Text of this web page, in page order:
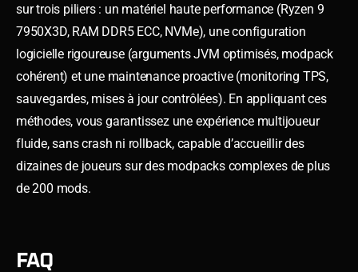
sur trois piliers : un matériel haute performance (Ryzen 9
7950X3D, RAM DDR5 ECC, NVMe), une configuration
logicielle rigoureuse (arguments JVM optimisés, modpack
cohérent) et une maintenance proactive (monitoring TPS,
sauvegardes, mises à jour contrôlées). En appliquant ces
méthodes, vous garantissez une expérience multijoueur
fluide, sans crash ni rollback, capable d’accueillir des
dizaines de joueurs sur des modpacks complexes de plus
de 200 mods.
FAQ